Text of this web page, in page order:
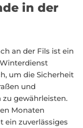
in der
an der Fils ist ein
um die Sicherheit
und
zu gewährleisten.
Monaten
ein zuverlässiges